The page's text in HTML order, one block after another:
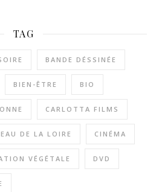
TAG
BANDE DÉSSINÉE
BIEN-ÊTRE BIO
CARLOTTA FILMS
DE LA LOIRE CINÉMA
VÉGÉTALE DVD